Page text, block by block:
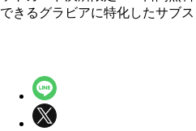
できるグラビアに特化したサブ